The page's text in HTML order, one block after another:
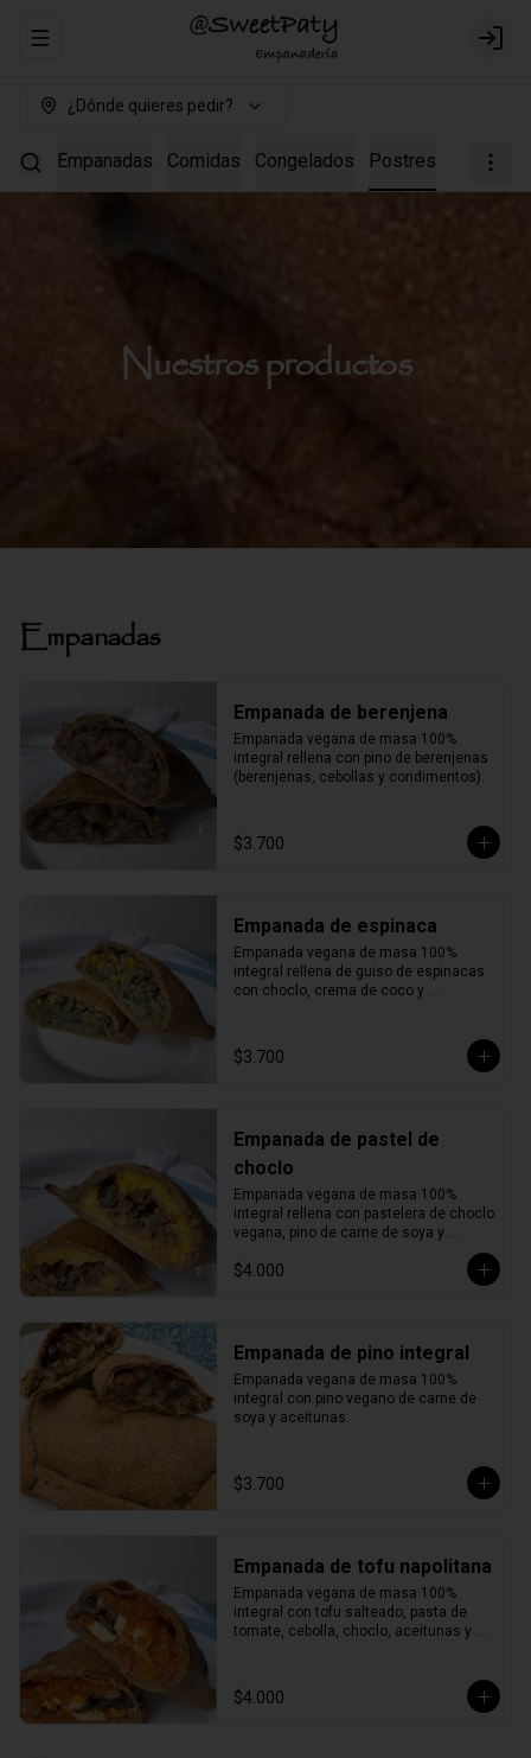
Abrir menu de navegación Login
¿Dónde quieres pedir?
Empanadas Comidas Congelados Postres
Nuestros productos
Empanadas
Empanada de berenjena
Empanada vegana de masa 100%
integral rellena con pino de berenjenas
(berenjenas, cebollas y condimentos).
$3.700
Empanada de espinaca
Empanada vegana de masa 100%
integral rellena de guiso de espinacas
con choclo, crema de coco y
$3.700
Empanada de pastel de
choclo
Empanada vegana de masa 100%
integral rellena con pastelera de choclo
vegana, pino de carne de soya y
$4.000
Empanada de pino integral
Empanada vegana de masa 100%
integral con pino vegano de carne de
soya y aceitunas.
$3.700
Empanada de tofu napolitana
Empanada vegana de masa 100%
integral con tofu salteado, pasta de
tomate, cebolla, choclo, aceitunas y
$4.000